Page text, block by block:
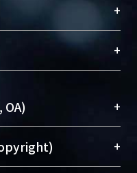
為永久珍藏及向國際
術能量，圖書館整合
AH）不同功能平
。期能整合研
researcher
integrates the
with “Academic
+
Library)
+
OA) +
資訊取用性的社會運
將研究著作公開供使
+